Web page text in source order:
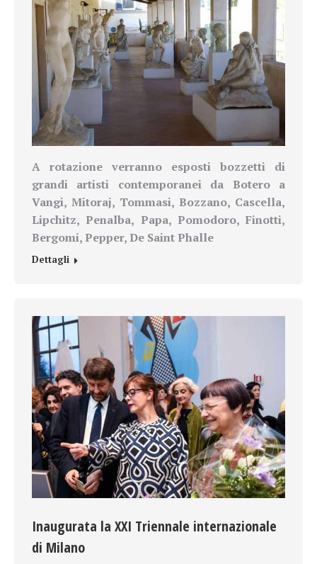
A rotazione verranno esposti bozzetti di
grandi artisti contemporanei da Botero a
Vangi, Mitoraj, Tommasi, Bozzano, Cascella,
Lipchitz, Penalba, Papa, Pomodoro, Finotti,
Bergomi, Pepper, De Saint Phalle
Dettagli
Inaugurata la XXI Triennale internazionale
di Milano